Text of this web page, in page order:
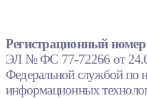
Регистрационный номер
ЭЛ № ФС 77-72266 от
Федеральной службой по
информационных